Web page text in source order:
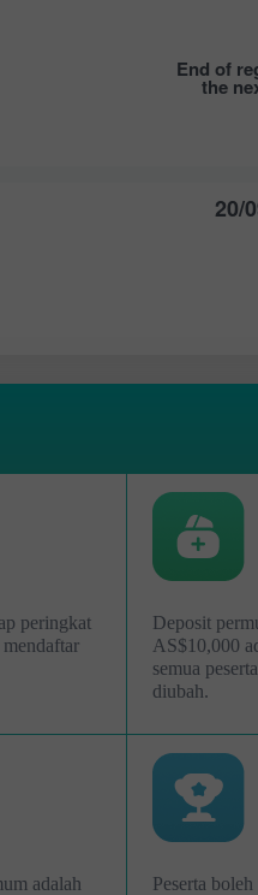
End of
the
20/
peringkat
Deposit
AS$10,000
semua
diubah.
adalah
Peserta